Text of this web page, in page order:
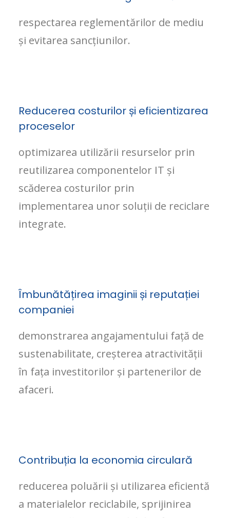
respectarea reglementărilor de mediu
și evitarea sancțiunilor.
Reducerea costurilor și eficientizarea
proceselor
optimizarea utilizării resurselor prin
reutilizarea componentelor IT și
scăderea costurilor prin
implementarea unor soluții de reciclare
integrate.
Îmbunătățirea imaginii și reputației
companiei
demonstrarea angajamentului față de
sustenabilitate, creșterea atractivității
în fața investitorilor și partenerilor de
afaceri.
Contribuția la economia circulară
reducerea poluării și utilizarea eficientă
a materialelor reciclabile, sprijinirea